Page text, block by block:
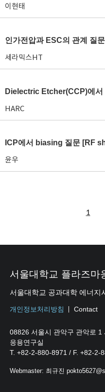
이현태
인가전압과 ESC의 관계 질
세라믹스HT
HARC
ICP에서 biasing 질문 [RF
윤우
1
서울대학교 플라즈마
서울대학교 공과대학 에너지
개인정보처리방침 Contact
08826 서울시 관악구 관악로
응용연구실
T. +82-2-880-8971 / F. +82-2-
Webmaster: 최규진